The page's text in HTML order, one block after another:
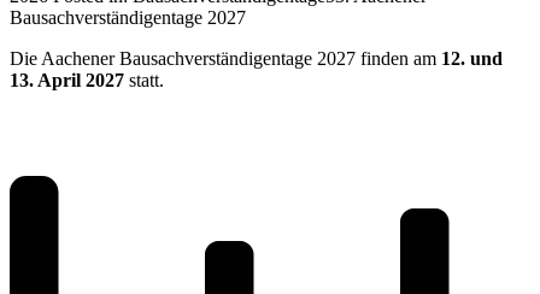
Bausachverständigentage 2027
Die Aachener Bausachverständigentage 2027 finden am 12. und
13. April 2027 statt.